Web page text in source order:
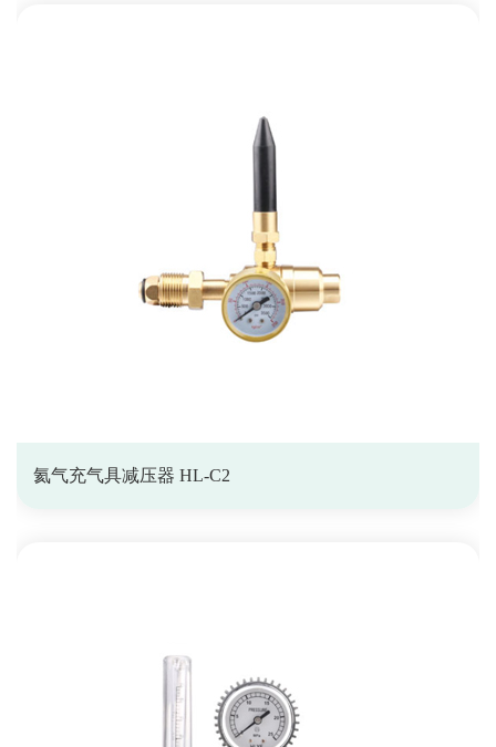
氦气充气具减压器 HL-C2